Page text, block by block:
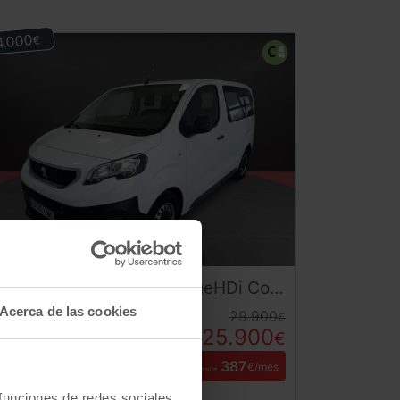
Acerca de las cookies
Expert Combi BlueHDi Compact (2021) | Oportunidad de Reestreno con Solo 10.900 km | Desde 390 € al mes
29.900€
25.900€
desde 387€/mes
€